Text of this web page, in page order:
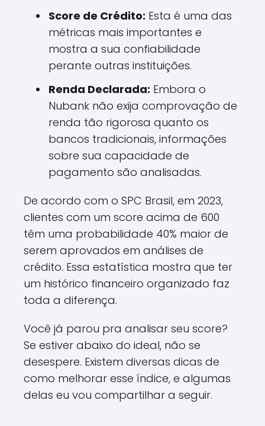
Score de Crédito: Esta é uma das
métricas mais importantes e
mostra a sua confiabilidade
perante outras instituições.
Renda Declarada: Embora o
Nubank não exija comprovação de
renda tão rigorosa quanto os
bancos tradicionais, informações
sobre sua capacidade de
pagamento são analisadas.
De acordo com o SPC Brasil, em 2023,
clientes com um score acima de 600
têm uma probabilidade 40% maior de
serem aprovados em análises de
crédito. Essa estatística mostra que ter
um histórico financeiro organizado faz
toda a diferença.
Você já parou pra analisar seu score?
Se estiver abaixo do ideal, não se
desespere. Existem diversas dicas de
como melhorar esse índice, e algumas
delas eu vou compartilhar a seguir.